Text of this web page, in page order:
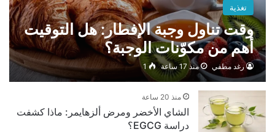
تغذية
وقت تناول وجبة الإفطار: هل التوقيت
أهم من مكوّنات الوجبة؟
رغد مطفي منذ 17 ساعة 1
منذ 20 ساعة
الشاي الأخضر ومرض ألزهايمر: ماذا كشفت
دراسة EGCG؟